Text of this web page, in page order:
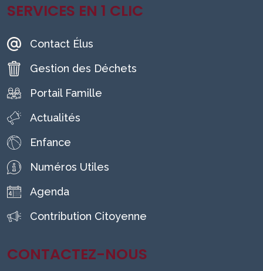
SERVICES EN 1 CLIC
Contact Élus
Gestion des Déchets
Portail Famille
Actualités
Enfance
Numéros Utiles
Agenda
Contribution Citoyenne
CONTACTEZ-NOUS